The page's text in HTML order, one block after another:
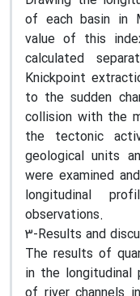
of each basin in
value of this
calculated
Knickpoint
to the sudden
collision with the
the tectonic
geological units
were examined
longitudinal
observations.
3-Results and
The results of
in the